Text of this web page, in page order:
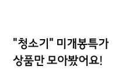
"청소기" 미개봉특가
상품만 모아봤어요!